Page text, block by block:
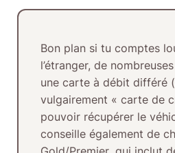
Bon plan si tu comptes
l’étranger, de
une carte à débit différé
vulgairement « carte de
pouvoir récupérer le
conseille également de